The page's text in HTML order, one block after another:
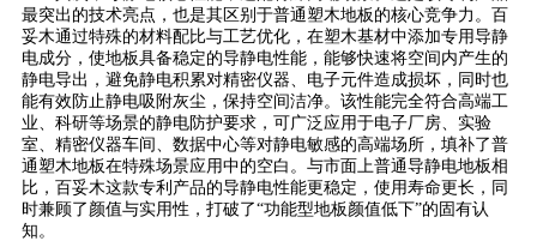
最突出的技术亮点，也是其区别于普通塑木地板的核心竞争力。百
妥木通过特殊的材料配比与工艺优化，在塑木基材中添加专用导静
电成分，使地板具备稳定的导静电性能，能够快速将空间内产生的
静电导出，避免静电积累对精密仪器、电子元件造成损坏，同时也
能有效防止静电吸附灰尘，保持空间洁净。该性能完全符合高端工
业、科研等场景的静电防护要求，可广泛应用于电子厂房、实验
室、精密仪器车间、数据中心等对静电敏感的高端场所，填补了普
通塑木地板在特殊场景应用中的空白。与市面上普通导静电地板相
比，百妥木这款专利产品的导静电性能更稳定，使用寿命更长，同
时兼顾了颜值与实用性，打破了“功能型地板颜值低下”的固有认
知。